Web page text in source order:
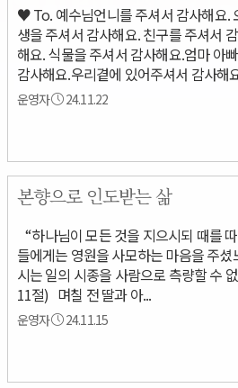
♥ To. 예수님언니를 주셔서 감사해요.
생을 주셔서 감사해요. 친구를 주셔서
해요. 식물을 주셔서 감사해요.엄마 아
감사해요.우리곁에 있어주셔서 감사해
운영자 24.11.22
본향으로 인도받는 삶
“하나님이 모든 것을 지으시되 때를
들에게는 영원을 사모하는 마음을 주
시는 일의 시종을 사람으로 측량할 수
11절) 며칠 전 딸과 아...
운영자 24.11.15